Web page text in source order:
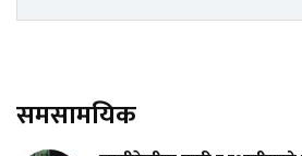
समसामयिक